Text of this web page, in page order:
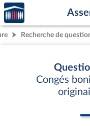
Aller au contenu
Aller en bas de la page
Accèder
à la
page
d'accueilRecherche de
Congés